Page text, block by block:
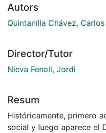
Autors
Quintanilla Chávez,
Director/Tutor
Nieva Fenoll, Jordi
Resum
Históricamente, primero
social y luego aparece el